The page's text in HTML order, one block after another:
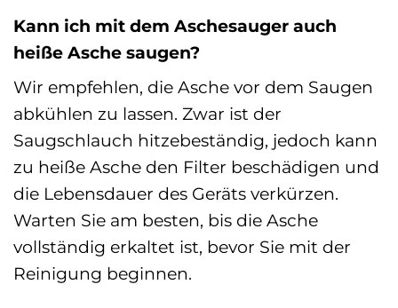
Kann ich mit dem Aschesauger auch
heiße Asche saugen?
Wir empfehlen, die Asche vor dem Saugen
abkühlen zu lassen. Zwar ist der
Saugschlauch hitzebeständig, jedoch kann
zu heiße Asche den Filter beschädigen und
die Lebensdauer des Geräts verkürzen.
Warten Sie am besten, bis die Asche
vollständig erkaltet ist, bevor Sie mit der
Reinigung beginnen.